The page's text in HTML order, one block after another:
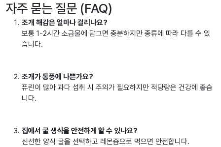
자주 묻는 질문 (FAQ)
조개 해감은 얼마나 걸리나요?
보통 1-2시간 소금물에 담그면 충분하지만 종류에 따라 다를 수 있
습니다.
조개가 통풍에 나쁜가요?
퓨린이 많아 과다 섭취 시 주의가 필요하지만 적당량은 건강에 좋습
니다.
집에서 굴 생식을 안전하게 할 수 있나요?
신선한 양식 굴을 선택하고 레몬즙으로 먹으면 안전합니다.